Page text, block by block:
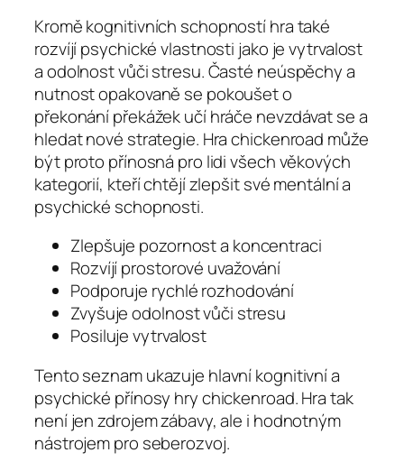
Kromě kognitivních schopností hra také
rozvíjí psychické vlastnosti jako je vytrvalost
a odolnost vůči stresu. Časté neúspěchy a
nutnost opakovaně se pokoušet o
překonání překážek učí hráče nevzdávat se a
hledat nové strategie. Hra chickenroad může
být proto přínosná pro lidi všech věkových
kategorií, kteří chtějí zlepšit své mentální a
psychické schopnosti.
Zlepšuje pozornost a koncentraci
Rozvíjí prostorové uvažování
Podporuje rychlé rozhodování
Zvyšuje odolnost vůči stresu
Posiluje vytrvalost
Tento seznam ukazuje hlavní kognitivní a
psychické přínosy hry chickenroad. Hra tak
není jen zdrojem zábavy, ale i hodnotným
nástrojem pro seberozvoj.